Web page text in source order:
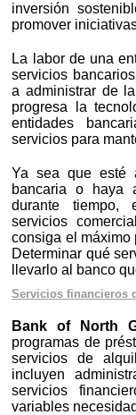
inversión
promover
La labor de una
servicios
a administrar de
progresa la
entidades
servicios para
Ya sea que esté
bancaria o haya
durante tiempo,
servicios
consiga el máximo
Determinar qué
llevarlo al banco
Servicios financieros
Bank of North
programas de
servicios de
incluyen
servicios
variables